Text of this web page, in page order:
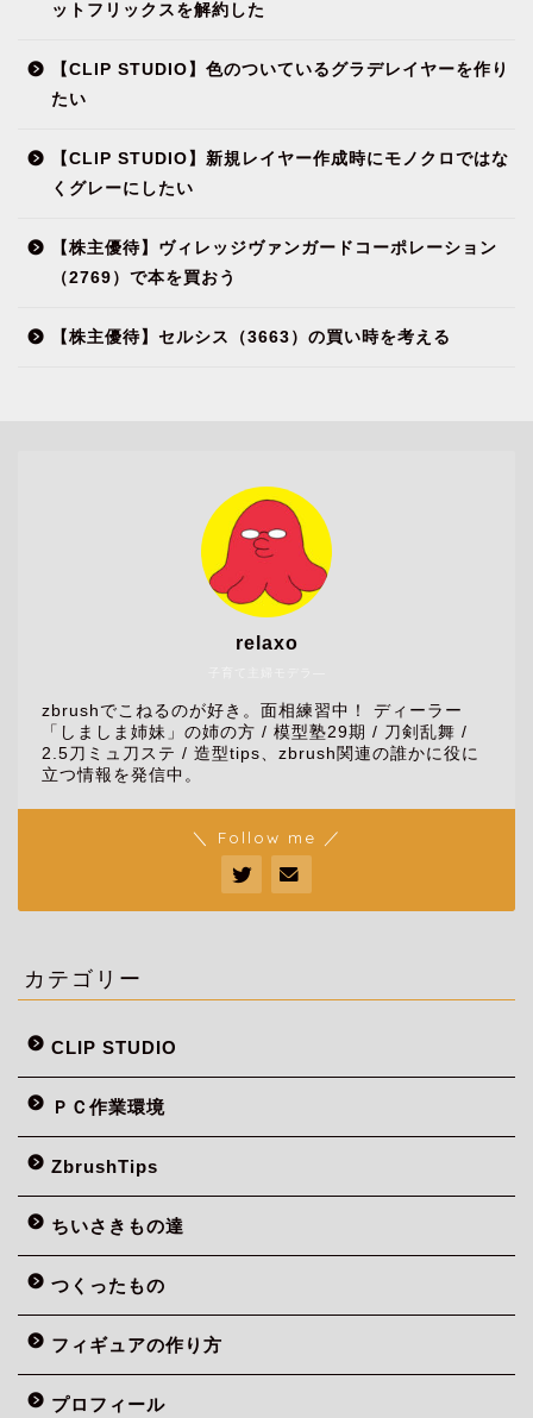
ットフリックスを解約した
【CLIP STUDIO】色のついているグラデレイヤーを作り
たい
【CLIP STUDIO】新規レイヤー作成時にモノクロではな
くグレーにしたい
【株主優待】ヴィレッジヴァンガードコーポレーション
（2769）で本を買おう
【株主優待】セルシス（3663）の買い時を考える
relaxo
zbrushでこねるのが好き。面相練習中！ ディーラー
「しましま姉妹」の姉の方 / 模型塾29期 / 刀剣乱舞 /
2.5刀ミュ刀ステ / 造型tips、zbrush関連の誰かに役に
立つ情報を発信中。
＼ Follow me ／
カテゴリー
CLIP STUDIO
ＰＣ作業環境
ZbrushTips
ちいさきもの達
つくったもの
フィギュアの作り方
プロフィール